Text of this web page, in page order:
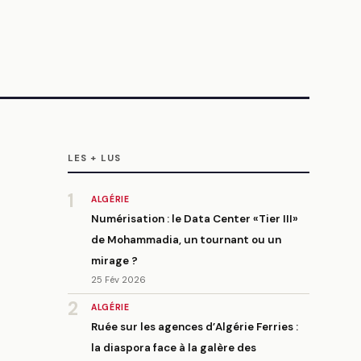
LES + LUS
1 ALGÉRIE
Numérisation : le Data Center «Tier III»
de Mohammadia, un tournant ou un
mirage ?
25 Fév 2026
2 ALGÉRIE
Ruée sur les agences d’Algérie Ferries :
la diaspora face à la galère des